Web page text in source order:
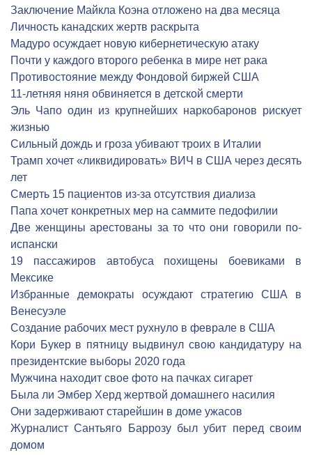
Заключение Майкла Коэна отложено на два месяца
Личность канадских жертв раскрыта
Мадуро осуждает новую кибернетическую атаку
Почти у каждого второго ребенка в мире нет рака
Противостояние между Фондовой биржей США
11-летняя няня обвиняется в детской смерти
Эль Чапо один из крупнейших наркобаронов рискует
жизнью
Сильный дождь и гроза убивают троих в Италии
Трамп хочет «ликвидировать» ВИЧ в США через десять
лет
Cмерть 15 пациентов из-за отсутствия диализа
Папа хочет конкретных мер на саммите педофилии
Две женщины арестованы за то что они говорили по-
испански
19 пассажиров автобуса похищены боевиками в
Мексике
Избранные демократы осуждают стратегию США в
Венесуэле
Создание рабочих мест рухнуло в феврале в США
Кори Букер в пятницу выдвинул свою кандидатуру на
президентские выборы 2020 года
Мужчина находит свое фото на пачках сигарет
Была ли Эмбер Херд жертвой домашнего насилия
Они задерживают старейшин в доме ужасов
Журналист Сантьяго Баррозу был убит перед своим
домом